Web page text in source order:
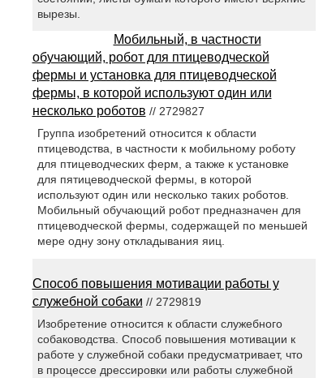
вырезы.
Мобильный, в частности
обучающий, робот для птицеводческой
фермы и установка для птицеводческой
фермы, в которой используют один или
несколько роботов // 2729827
Группа изобретений относится к области
птицеводства, в частности к мобильному роботу
для птицеводческих ферм, а также к установке
для пятицеводческой фермы, в которой
используют один или несколько таких роботов.
Мобильный обучающий робот предназначен для
птицеводческой фермы, содержащей по меньшей
мере одну зону откладывания яиц.
Способ повышения мотивации работы у
служебной собаки // 2729819
Изобретение относится к области служебного
собаководства. Способ повышения мотивации к
работе у служебной собаки предусматривает, что
в процессе дрессировки или работы служебной